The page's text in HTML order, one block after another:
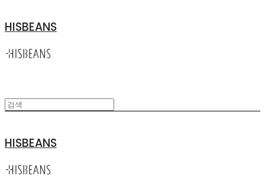
HISBEANS
HISBEANS